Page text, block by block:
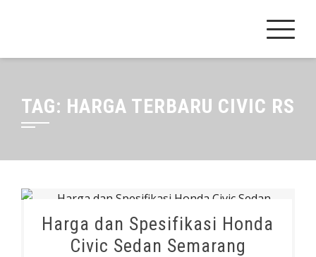
TAG: HARGA TERBARU CIVIC RS
Harga dan Spesifikasi Honda
Civic Sedan Semarang